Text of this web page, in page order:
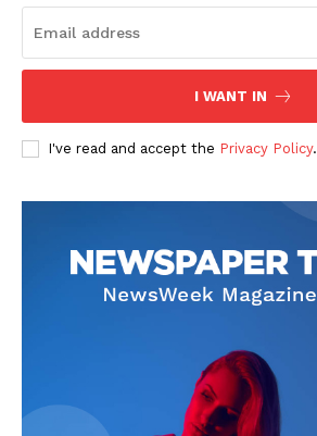
I WANT IN
I've read and accept the Privacy Policy.